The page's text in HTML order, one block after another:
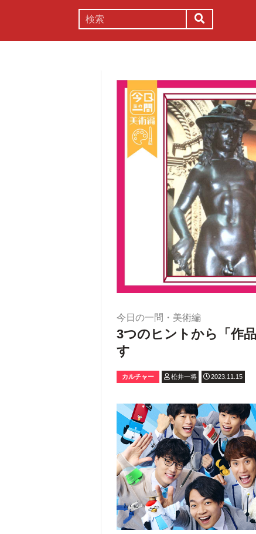
今日の一問・美術編
3つのヒントから「作
す
カルチャー 松井一将 2023.11.15